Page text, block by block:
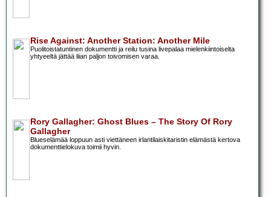
Rise Against: Another Station: Another Mile
Puolitoistatuntinen dokumentti ja reilu tusina livepalaa mielenkiintoiselta
yhtyeeltä jättää liian paljon toivomisen varaa.
Rory Gallagher: Ghost Blues – The Story Of Rory
Gallagher
Blueselämää loppuun asti viettäneen irlantilaiskitaristin elämästä kertova
dokumenttielokuva toimii hyvin.